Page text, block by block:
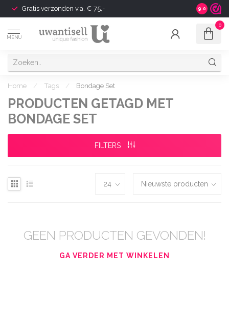
Gratis verzonden v.a. € 75,- Shipping
9.0
MENU
0
Home / Tags / Bondage Set
PRODUCTEN GETAGD MET
BONDAGE SET
FILTERS
GEEN PRODUCTEN GEVONDEN!
GA VERDER MET WINKELEN